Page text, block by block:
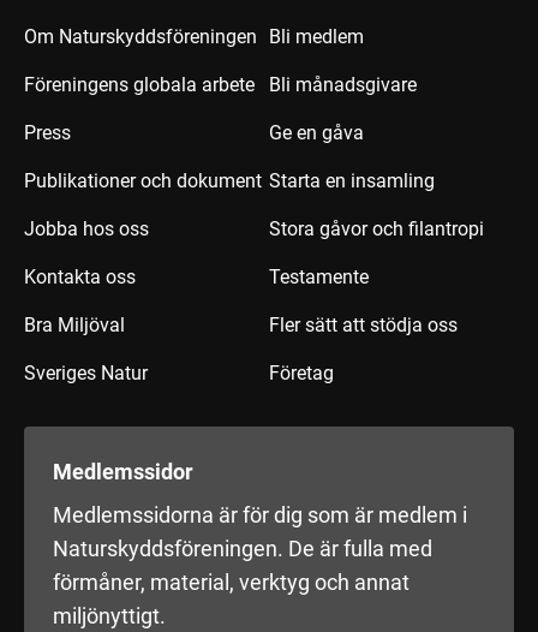
Om Naturskyddsföreningen
Föreningens globala arbete
Press
Publikationer och dokument
Jobba hos oss
Kontakta oss
Bra Miljöval
Sveriges Natur
Bli medlem
Bli månadsgivare
Ge en gåva
Starta en insamling
Stora gåvor och filantropi
Testamente
Fler sätt att stödja oss
Företag
Medlemssidor
Medlemssidorna är för dig som är medlem i
Naturskyddsföreningen. De är fulla med
förmåner, material, verktyg och annat
miljönyttigt.